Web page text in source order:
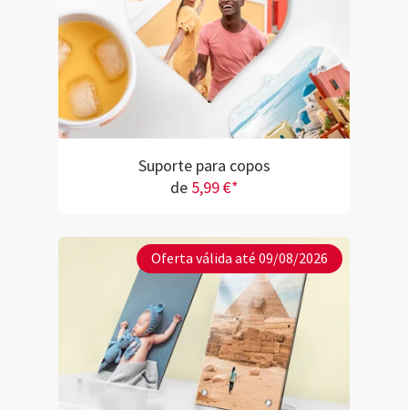
Suporte para copos
de 5,99 €*
Oferta válida até 09/08/2026